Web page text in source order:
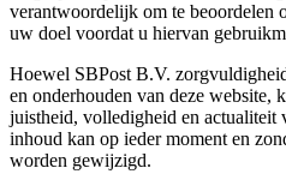
verantwoordelijk om te beoordelen
uw doel voordat u hiervan
Hoewel SBPost B.V.
en onderhouden van deze website,
juistheid, volledigheid en actualiteit
inhoud kan op ieder moment en
worden gewijzigd.